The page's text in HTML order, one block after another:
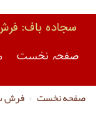
سجاده باف:
صفحه نخست
صفحه نخست فرش سجاده